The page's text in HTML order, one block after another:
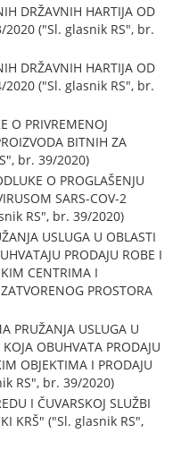
DRŽAVNIH HARTIJA OD
2020 ("Sl. glasnik RS", br.
DRŽAVNIH HARTIJA OD
2020 ("Sl. glasnik RS", br.
O PRIVREMENOJ
BITNIH ZA
br. 39/2020)
O PROGLAŠENJU
SARS-COV-2
RS", br. 39/2020)
USLUGA U OBLASTI
PRODAJU ROBE I
CENTRIMA I
PROSTORA
PRUŽANJA USLUGA U
OBUHVATA PRODAJU
OBJEKTIMA I PRODAJU
RS", br. 39/2020)
I ČUVARSKOJ SLUŽBI
KRŠ" ("Sl. glasnik RS",